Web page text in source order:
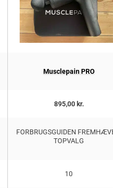
Musclepain PRO
895,00 kr.
FORBRUGSGUIDEN
TOPVALG
10